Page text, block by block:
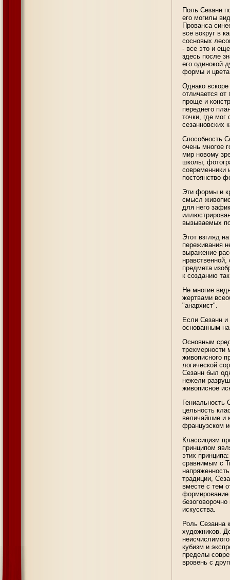
Поль Сезанн
его могилы
Прованса
все вокруг в
сосновых
- все это и
здесь после
его одинокой
формы и
Однако
отличается
проще и
переднего
точки, где
сезанновских
Способность
очень многое
мир новому
школы,
современники
постоянство
Эти формы и
смысл
для него
вызываемых
Этот взгляд
переживания
выражение
предмета
к созданию
Не многие
жертвами
"анархист".
Если Сезанн и
основанным
Основным
трехмерности
живописного
логической
Сезанн был
нежели
живописное
Гениальность
цельность
величайшие и
французском
Классицизм
принципом
этих
сравнимым с
традиции,
вместе с тем
формирование
искусства.
Роль Сезанна
художников.
кубизм и
пределы
вровень с